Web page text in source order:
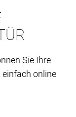
Sie Ihre
online